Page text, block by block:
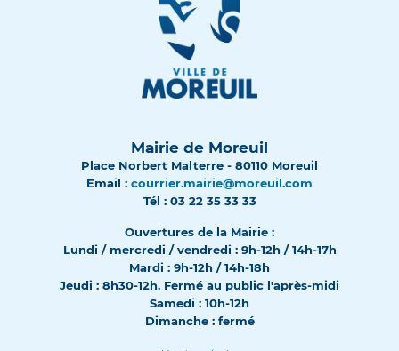
Mairie de Moreuil
Place Norbert Malterre - 80110 Moreuil
Email : courrier.mairie@moreuil.com
Tél : 03 22 35 33 33
Ouvertures de la Mairie :
Lundi / mercredi / vendredi : 9h-12h / 14h-17h
Mardi : 9h-12h / 14h-18h
Jeudi : 8h30-12h. Fermé au public l'après-midi
Samedi : 10h-12h
Dimanche : fermé